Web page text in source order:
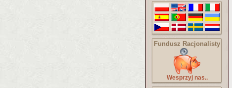
Fundusz Racjonalisty
Wesprzyj nas..